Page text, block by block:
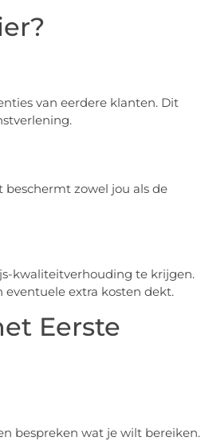
van eerdere klanten. Dit
beschermt zowel jou als de
kwaliteitverhouding te krijgen.
extra kosten dekt.
Eerste
bespreken wat je wilt bereiken.